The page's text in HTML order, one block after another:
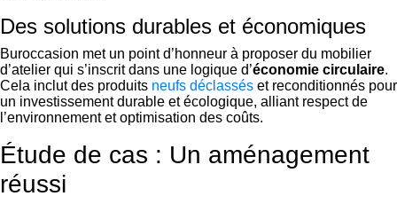
Des solutions durables et économiques
Buroccasion met un point d’honneur à proposer du mobilier
d’atelier qui s’inscrit dans une logique d’économie circulaire.
Cela inclut des produits neufs déclassés et reconditionnés pour
un investissement durable et écologique, alliant respect de
l’environnement et optimisation des coûts.
Étude de cas : Un aménagement
réussi